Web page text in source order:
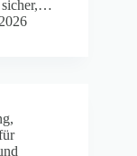
sicher,…
,